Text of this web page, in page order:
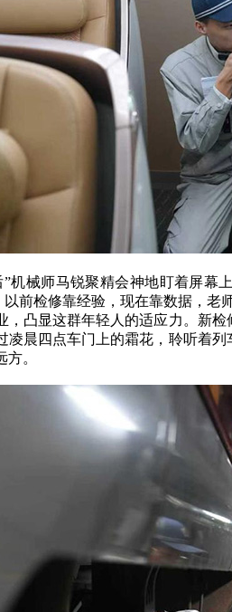
械师马锐聚精会神地盯着屏幕
以前检修靠经验，现在靠数据，
显这群年轻人的适应力。新检
凌晨四点车门上的霜花，聆听着
。